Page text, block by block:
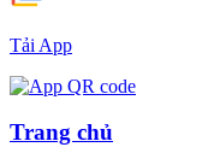
Tải App
Trang chủ